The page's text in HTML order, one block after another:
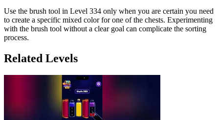
Use the brush tool in Level 334 only when you are certain you need
to create a specific mixed color for one of the chests. Experimenting
with the brush tool without a clear goal can complicate the sorting
process.
Related Levels